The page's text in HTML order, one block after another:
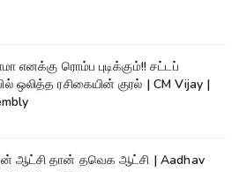
எனக்கு ரொம்ப புடிக்கும்!! சட்டப்
ஒலித்த ரசிகையின் குரல் | CM Vijay |
தான் தவெக ஆட்சி | Aadhav